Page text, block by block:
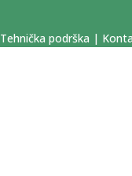
Tehnička podrška |